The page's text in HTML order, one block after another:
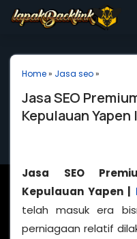
Home» Jasa seo»
Jasa SEO
Kepulauan
Jasa SEO
Kepulauan Yapen |
telah masuk era
perniagaan relatif